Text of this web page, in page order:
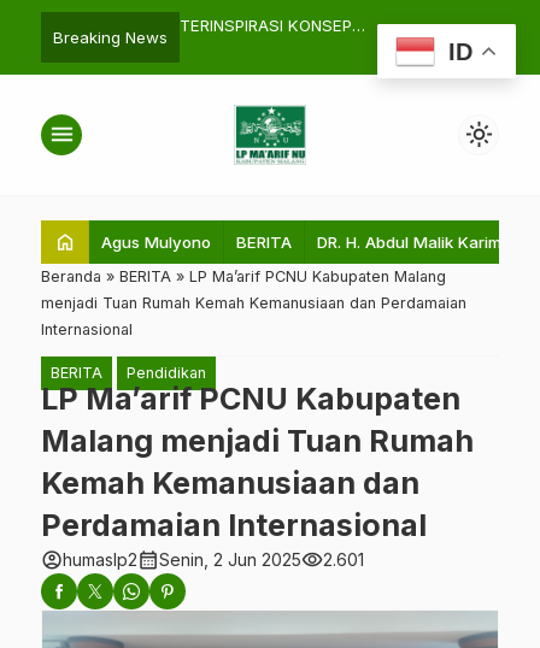
Breaking News
KETUA LP MA’ARIF
MALANG, DARUL
ULASAN DAN ANALISA RESENSI
INFLUENCER DI ERA DIGITAL
KARYA Prof. Dr. H. Abdul Malik
Karim Amrullah, M.Pd.I.
Pelantikan
MWC Bantur
menu light_mode
home Agus Mulyono BERITA DR. H. Abdul Malik Karim
Beranda » BERITA » LP Ma’arif PCNU Kabupaten Malang
menjadi Tuan Rumah Kemah Kemanusiaan dan Perdamaian
Internasional
BERITA Pendidikan
LP Ma’arif PCNU Kabupaten
Malang menjadi Tuan Rumah
Kemah Kemanusiaan dan
Perdamaian Internasional
account_circlehumaslp2calendar_monthSenin, 2 Jun 2025visibility2.601
ID